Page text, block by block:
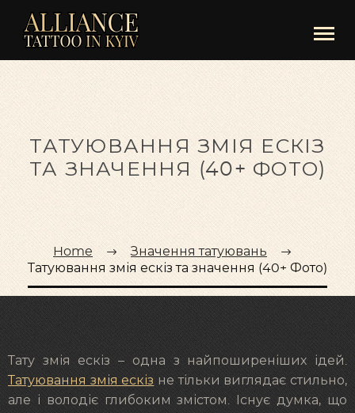
ТАТУЮВАННЯ ЗМІЯ ЕСКІЗ
ТА ЗНАЧЕННЯ (40+ ФОТО)
Home
Значення татуювань
Татуювання змія ескіз та значення (40+ Фото)
Тату змія ескіз – одна з найпоширеніших ідей.
Татуювання змія ескіз не тільки виглядає стильно,
але і володіє глибоким змістом. Існує думка, що